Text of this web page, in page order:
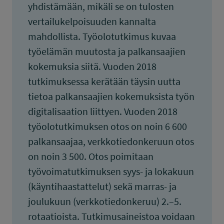
yhdistämään, mikäli se on tulosten
vertailukelpoisuuden kannalta
mahdollista. Työolotutkimus kuvaa
työelämän muutosta ja palkansaajien
kokemuksia siitä. Vuoden 2018
tutkimuksessa kerätään täysin uutta
tietoa palkansaajien kokemuksista työn
digitalisaation liittyen. Vuoden 2018
työolotutkimuksen otos on noin 6 600
palkansaajaa, verkkotiedonkeruun otos
on noin 3 500. Otos poimitaan
työvoimatutkimuksen syys- ja lokakuun
(käyntihaastattelut) sekä marras- ja
joulukuun (verkkotiedonkeruu) 2.–5.
rotaatioista. Tutkimusaineistoa voidaan